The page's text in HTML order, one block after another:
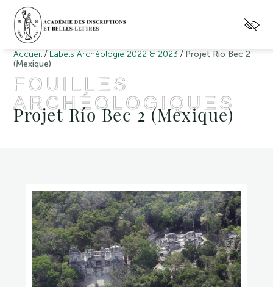
Accueil / Labels Archéologie 2022 & 2023 / Projet Río Bec 2
(Mexique)
FOUILLES
ARCHÉOLOGIQUES
Projet Río Bec 2 (Mexique)